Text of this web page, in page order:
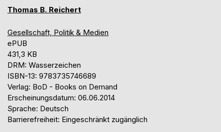
Thomas B. Reichert
Gesellschaft, Politik & Medien
ePUB
431,3 KB
DRM: Wasserzeichen
ISBN-13: 9783735746689
Verlag: BoD - Books on Demand
Erscheinungsdatum: 06.06.2014
Sprache: Deutsch
Barrierefreiheit: Eingeschränkt zugänglich